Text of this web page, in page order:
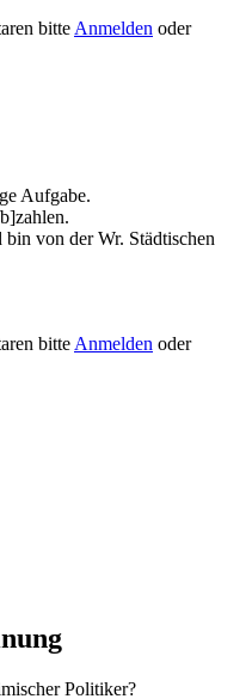
bitte Anmelden oder
Aufgabe.
von der Wr. Städtischen
bitte Anmelden oder
Politiker?